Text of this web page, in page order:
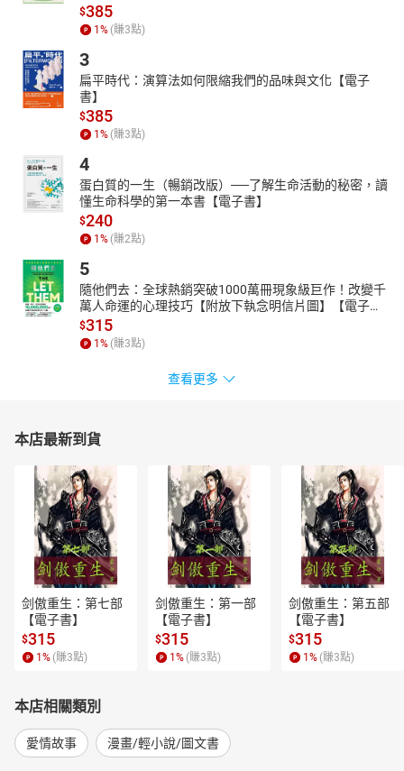
$385
1% (賺3點)
3
扁平時代：演算法如何限縮我們的品味與文化【電子
書】
$385
1% (賺3點)
4
蛋白質的一生（暢銷改版）──了解生命活動的秘密，讀
懂生命科學的第一本書【電子書】
$240
1% (賺2點)
5
隨他們去：全球熱銷突破1000萬冊現象級巨作！改變千
萬人命運的心理技巧【附放下執念明信片圖】【電子
書】
$315
1% (賺3點)
查看更多
本店最新到貨
剑傲重生：第七部
【電子書】
$315
1 % (賺3點)
剑傲重生：第一部
【電子書】
$315
1 % (賺3點)
剑傲重生：第五部
【電子書】
$315
1 % (賺3點)
本店相關類別
愛情故事 漫畫/輕小說/圖文書